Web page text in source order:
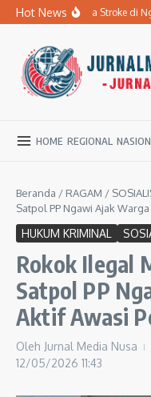
Lewati ke konten
Hot News
Ibu Penderita Stroke di
HOME REGIONAL
Beranda / RAGAM /
Satpol PP Ngawi Ajak
HUKUM KRIMINAL
Rokok Ilegal
Satpol PP
Aktif Awasi
Oleh Jurnal Media Nusa
12/05/2026 11:43